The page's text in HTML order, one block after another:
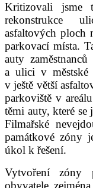
Kritizovali jsme
rekonstrukce
asfaltových
parkovací místa.
auty
a ulici v městské
v ještě větší
parkoviště v
těmi auty, které
Filmařské
památkové zóny
úkol k řešení.
Vytvoření zóny